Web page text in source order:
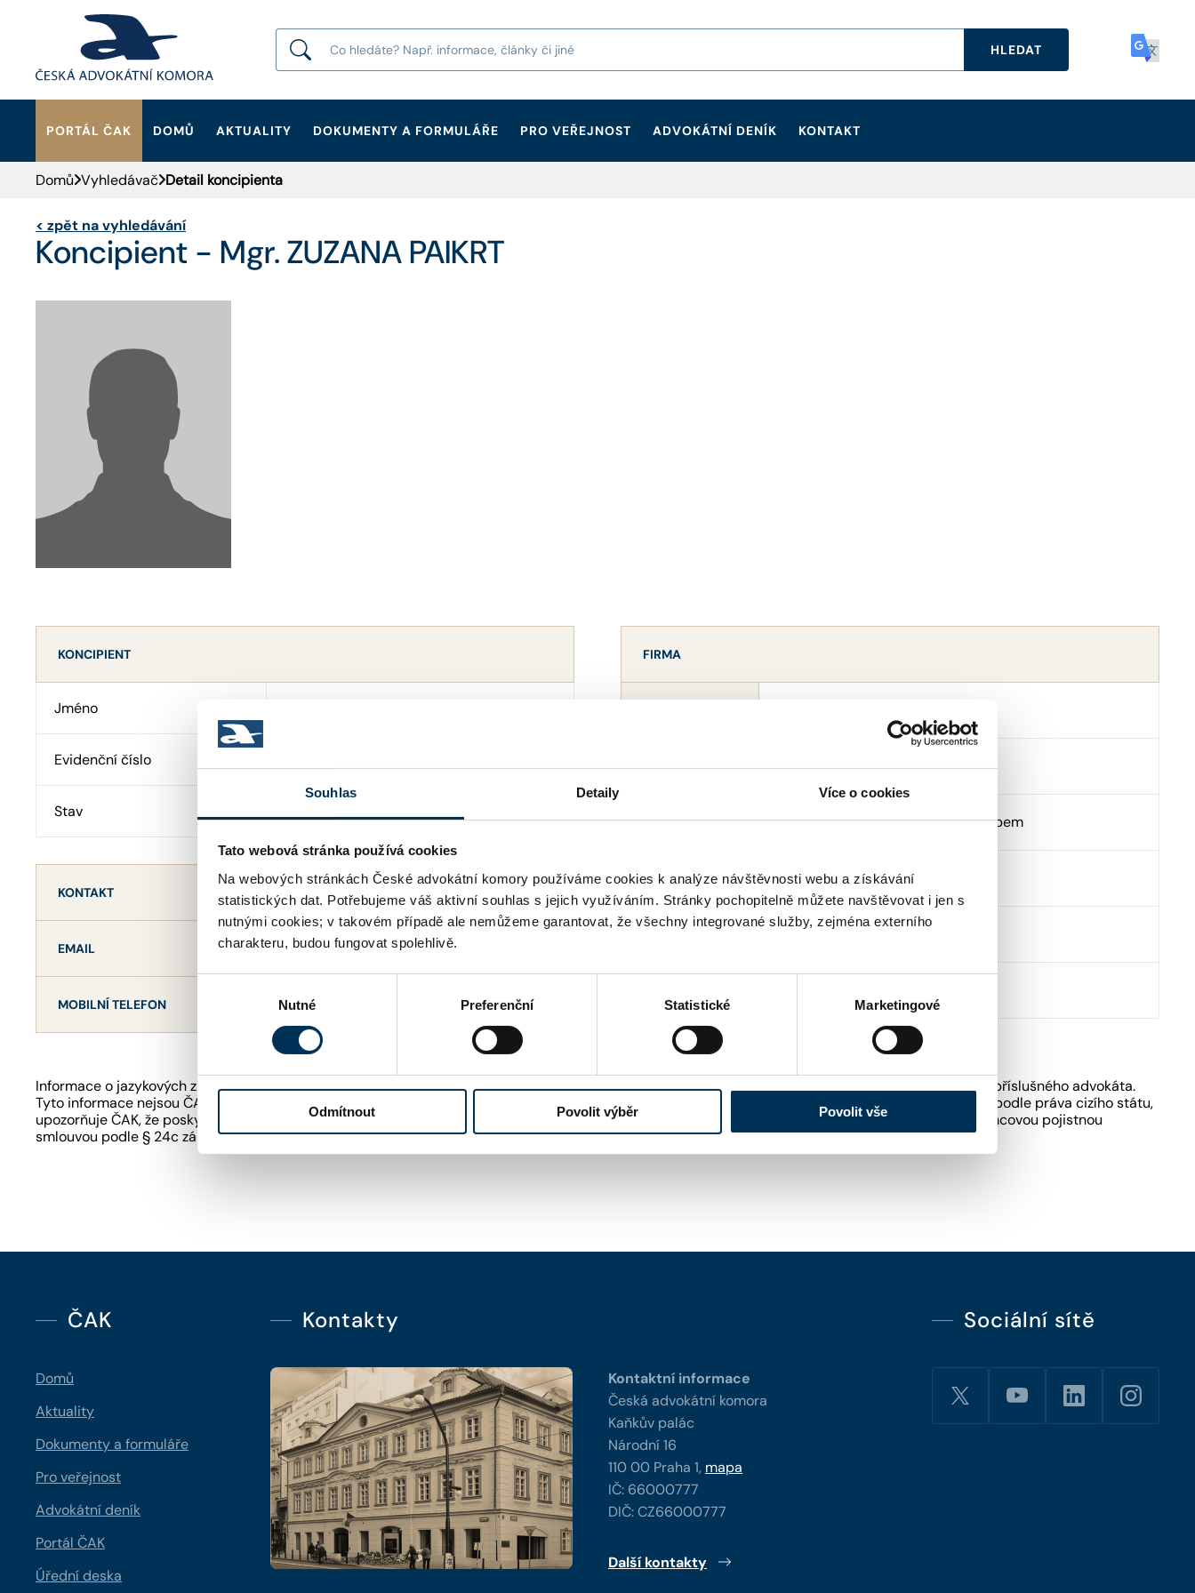
Souhlas Detaily Více o cookies
Tato webová stránka používá cookies
Na webových stránkách České advokátní komory používáme cookies k analýze návštěvnosti webu a získávání
statistických dat. Potřebujeme váš aktivní souhlas s jejich využíváním. Stránky pochopitelně můžete navštěvovat i jen s
nutnými cookies; v takovém případě ale nemůžeme garantovat, že všechny integrované služby, zejména externího
charakteru, budou fungovat spolehlivě.
Nutné Preferenční Statistické Marketingové
Odmítnout Povolit výběr Povolit vše
HLEDAT
PORTÁL ČAK DOMŮ AKTUALITY DOKUMENTY A FORMULÁŘE PRO VEŘEJNOST ADVOKÁTNÍ DENÍK
KONTAKT
HLEDAT
Domů Vyhledávač Detail koncipienta
< zpět na vyhledávání
Koncipient - Mgr. ZUZANA PAIKRT
KONCIPIENT
Jméno
Evidenční číslo
Stav
KONTAKT
EMAIL mgrkubistova@akbartos.cz
MOBILNÍ TELEFON +420778592211
FIRMA
IČO 08805784
ADRESA Bílinská 1147/1 , 40001 Ústí nad Labem
WWW http://www.akbartos.cz
info@akbartos.cz
Informace o jazykových znalostech a odborném zaměření uváděné u jednotlivých advokátů jsou publikovány na stránkách ČAK pouze podle sdělení příslušného advokáta.
Tyto informace nejsou ČAK ověřovány či garantovány. Je-li u advokáta uvedena znalost cizího právního řádu či schopnost poskytovat právní služby podle práva cizího státu,
upozorňuje ČAK, že poskytování právních služeb podle práva cizího státu není pojištěno v hromadném pojištění profesní odpovědnosti advokátů rámcovou pojistnou
smlouvou podle § 24c zákona o advokacii.
ČAK
Domů
Aktuality
Dokumenty a formuláře
Pro veřejnost
Advokátní deník
Portál ČAK
Úřední deska
Kontakty
Kontaktní informace
Česká advokátní komora
Kaňkův palác
Národní 16
110 00 Praha 1, mapa
IČ: 66000777
DIČ: CZ66000777
Další kontakty
Sociální sítě